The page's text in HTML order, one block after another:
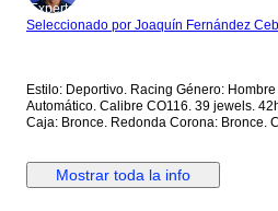
Experto
Seleccionado por Joaquín Fernández
Estilo: Deportivo. Racing Género: Hombre Estado:
Automático. Calibre CO116. 39 jewels.
Caja: Bronce. Redonda Corona: Bronce.
central. Cristal: Zafiro esférico
Titanio con PVD negro. Con logo. Con
Mostrar toda la info